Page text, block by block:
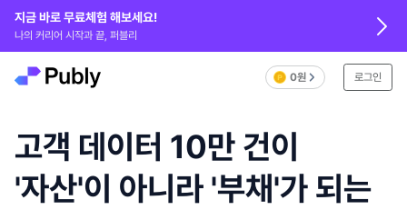
지금 바로 무료체험 해보세요!
나의 커리어 시작과 끝, 퍼블리
0원 로그인
고객 데이터 10만 건이
'자산'이 아니라 '부채'가 되는